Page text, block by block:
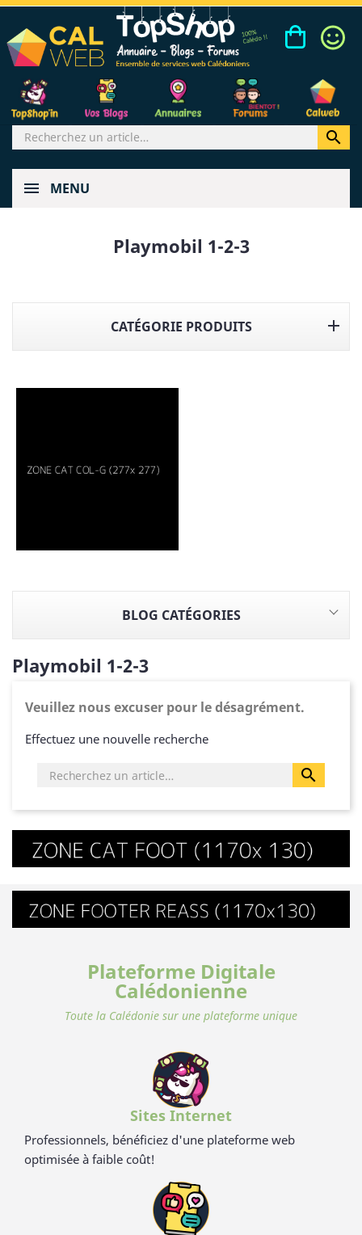

MENU
Playmobil 1-2-3
CATÉGORIE PRODUITS 
BLOG CATÉGORIES
Playmobil 1-2-3
Veuillez nous excuser pour le désagrément.
Effectuez une nouvelle recherche

Plateforme Digitale
Calédonienne
Toute la Calédonie sur une plateforme unique
Sites Internet
Professionnels, bénéficiez d'une plateforme web
optimisée à faible coût!